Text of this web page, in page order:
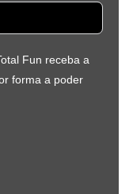
Fun receba a
forma a poder